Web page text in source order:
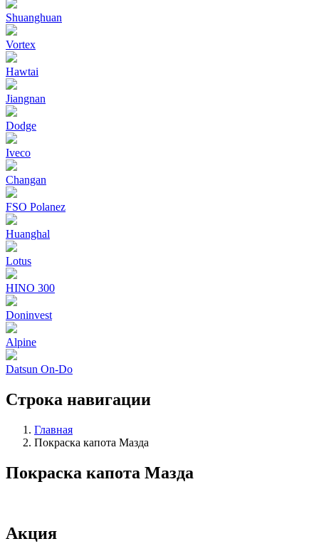
Shuanghuan
Vortex
Hawtai
Jiangnan
Dodge
Iveco
Changan
FSO Polanez
Huanghal
Lotus
HINO 300
Doninvest
Alpine
Datsun On-Do
Строка навигации
Главная
Покраска капота Мазда
Покраска капота Мазда
Акция